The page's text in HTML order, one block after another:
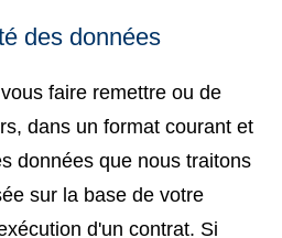
des données
faire remettre ou de
dans un format courant et
données que nous traitons
sur la base de votre
d'un contrat. Si